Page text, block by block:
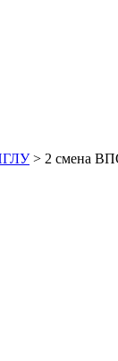
> 2 смена